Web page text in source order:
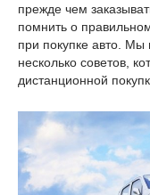
прежде чем
помнить о
при покупке авто.
несколько советов,
дистанционной